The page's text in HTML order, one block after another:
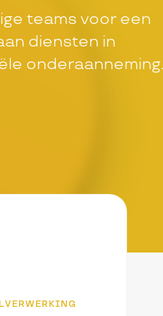
teams voor een
diensten in
onderaanneming.